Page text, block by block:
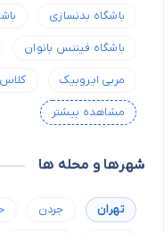
باشگاه بدنسازی
باشگاه فیتنس بانوان
مربی ایروبیک
مشاهده بیشتر
شهرها و محله ها
تهران جردن